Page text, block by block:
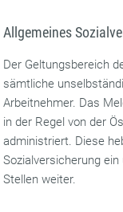
Allgemeines
Der Geltungsbereich
sämtliche
Arbeitnehmer. Das
in der Regel von der
administriert. Diese
Sozialversicherung
Stellen weiter.